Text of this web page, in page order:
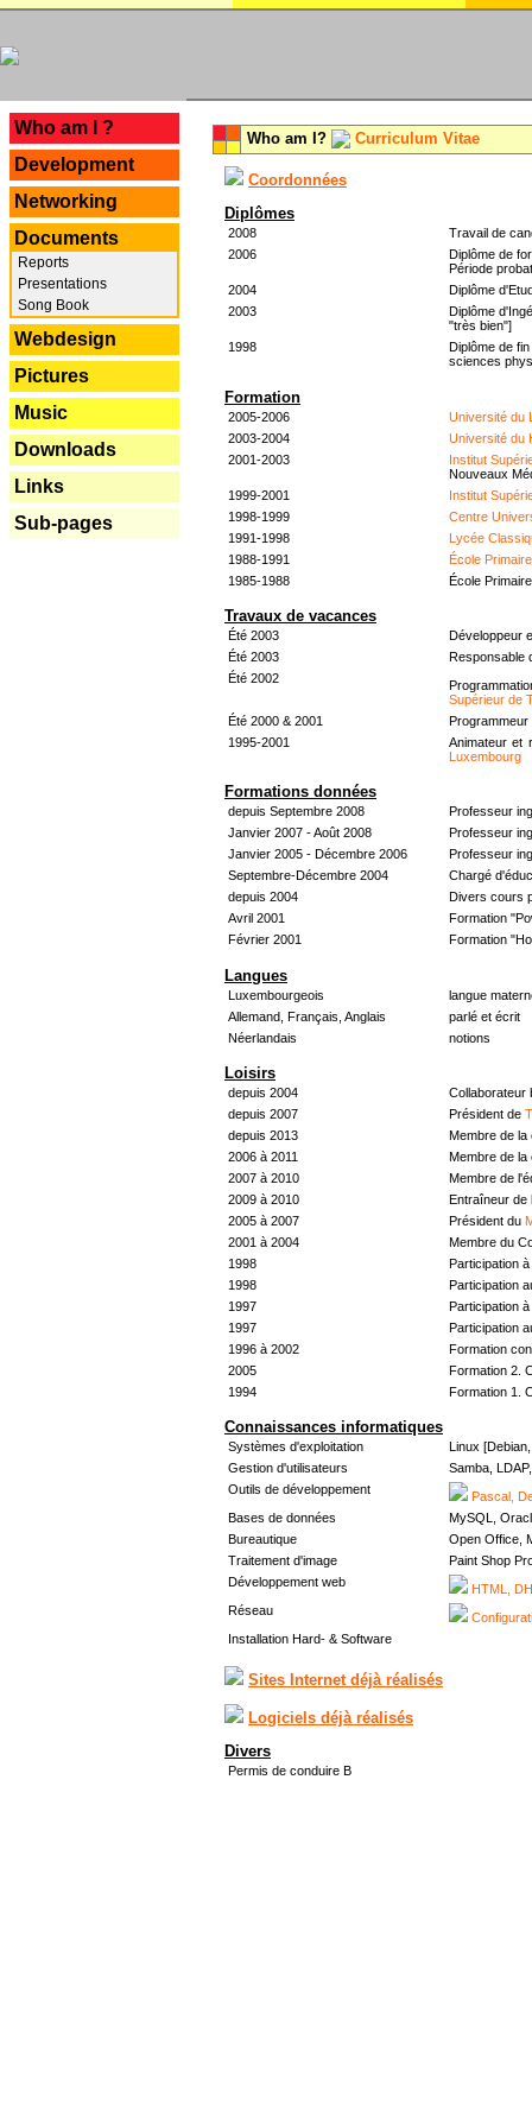
Who am I ?
Development
Networking
Documents
Reports
Presentations
Song Book
Webdesign
Pictures
Music
Downloads
Links
Sub-pages
Who am I? Curriculum Vitae
Coordonnées
Diplômes
2008
Travail de
2006
Diplôme de
Période
2004
Diplôme
2003
Diplôme
"très bien"]
1998
Diplôme de
sciences
Formation
2005-2006
Université du
2003-2004
Université du
2001-2003
Institut
Nouveaux
1999-2001
Institut
1998-1999
Centre
1991-1998
Lycée
1988-1991
École
1985-1988
École
Travaux de vacances
Été 2003
Développeur
Été 2003
Responsable
Été 2002
Supérieur de
Été 2000 & 2001
Programmeur
1995-2001
Animateur et
Luxembourg
Formations données
depuis Septembre 2008
Professeur
Janvier 2007 - Août 2008
Professeur
Janvier 2005 - Décembre 2006
Professeur
Septembre-Décembre 2004
Chargé
depuis 2004
Divers cours
Avril 2001
Formation
Février 2001
Formation
Langues
Luxembourgeois
langue
Allemand, Français, Anglais
parlé et écrit
Néerlandais
notions
Loisirs
depuis 2004
Collaborateur
depuis 2007
Président de
depuis 2013
Membre de
2006 à 2011
Membre de
2007 à 2010
Membre de
2009 à 2010
Entraîneur de
2005 à 2007
Président du
2001 à 2004
Membre du
1998
Participation à
1998
Participation
1997
Participation à
1997
Participation
1996 à 2002
Formation
2005
Formation 2.
1994
Formation 1.
Connaissances informatiques
Systèmes d'exploitation
Linux
Gestion d'utilisateurs
Samba,
Outils de développement
Pascal,
Bases de données
MySQL,
Bureautique
Open Office,
Traitement d'image
Paint Shop
Développement web
HTML,
Réseau
Installation Hard- & Software
Sites Internet déjà réalisés
Logiciels déjà réalisés
Divers
Permis de conduire B